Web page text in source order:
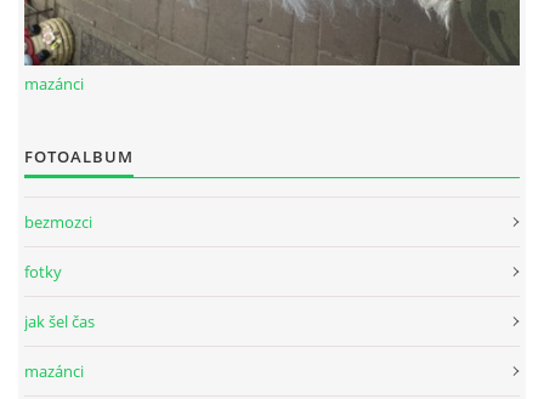
mazánci
FOTOALBUM
bezmozci
fotky
jak šel čas
mazánci